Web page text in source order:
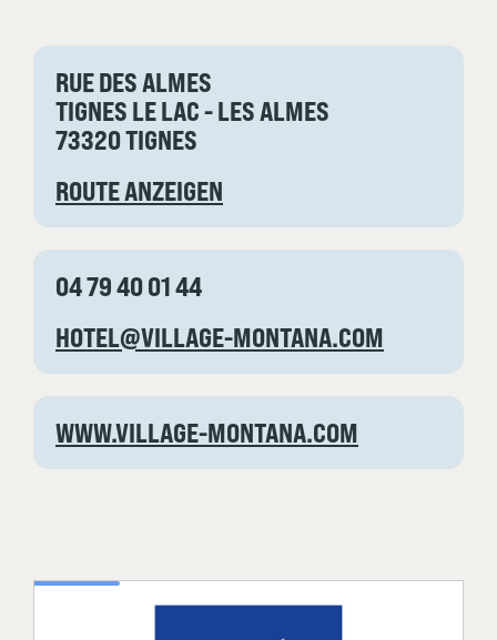
RUE DES ALMES
TIGNES LE LAC - LES ALMES
73320 TIGNES
ROUTE ANZEIGEN
04 79 40 01 44
HOTEL@VILLAGE-MONTANA.COM
WWW.VILLAGE-MONTANA.COM